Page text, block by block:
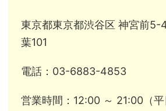
東京都東京都渋谷区 神宮前5-
葉101
電話：03-6883-4853
営業時間：12:00 ～ 21:00（